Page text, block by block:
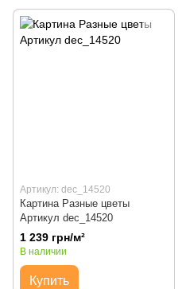
Артикул: dec_14520
Картина Разные цветы
Артикул dec_14520
1 239 грн/м²
В наличии
Купить